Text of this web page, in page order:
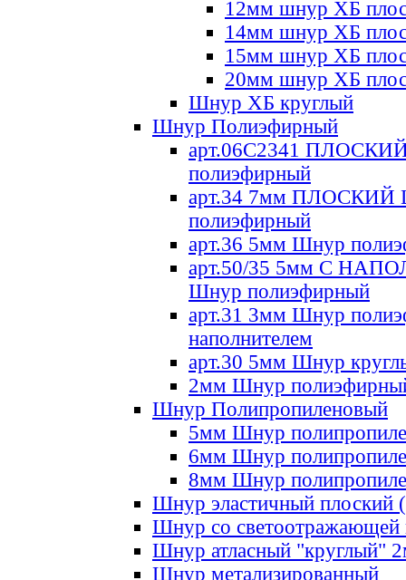
12мм шнур ХБ
14мм шнур ХБ
15мм шнур ХБ
20мм шнур ХБ
Шнур ХБ круглый
Шнур Полиэфирный
арт.06С2341
полиэфирный
арт.34 7мм ПЛОСКИЙ
полиэфирный
арт.36 5мм Шнур
арт.50/35 5мм С
Шнур полиэфирный
арт.31 3мм Шнур
наполнителем
арт.30 5мм Шнур
2мм Шнур
Шнур Полипропиленовый
5мм Шнур
6мм Шнур
8мм Шнур
Шнур эластичный плоский
Шнур со светоотражающей
Шнур атласный "круглый"
Шнур метализированный